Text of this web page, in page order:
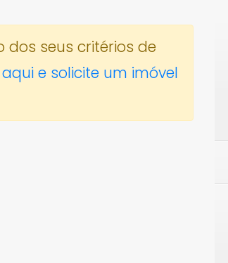
seus critérios de
e solicite um imóvel